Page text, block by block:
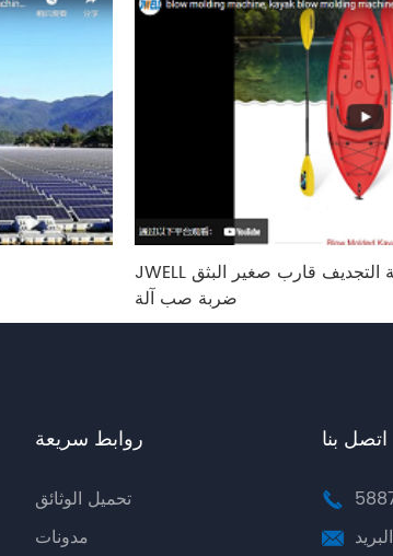
JWELL الميكانيكية البلاستيك الكثافة التجديف قارب صغير البثق
ضربة صب آلة
روابط سريعة
تحميل الوثائق
مدونات
اتصل بنا

 البريد